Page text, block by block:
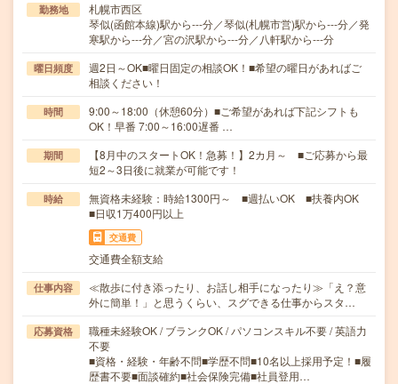
勤務地
札幌市西区
琴似(函館本線)駅から---分／琴似(札幌市営)駅から---分／発
寒駅から---分／宮の沢駅から---分／八軒駅から---分
曜日頻度
週2日～OK■曜日固定の相談OK！■希望の曜日があればご
相談ください！
時間
9:00～18:00（休憩60分）■ご希望があれば下記シフトも
OK！早番 7:00～16:00遅番 …
期間
【8月中のスタートOK！急募！】2カ月～ ■ご応募から最
短2～3日後に就業が可能です！
時給
無資格未経験：時給1300円～ ■週払いOK ■扶養内OK
■日収1万400円以上
交通費
交通費全額支給
仕事内容
≪散歩に付き添ったり、お話し相手になったり≫「え？意
外に簡単！」と思うくらい、スグできる仕事からスタ…
応募資格
職種未経験OK / ブランクOK / パソコンスキル不要 / 英語力
不要
■資格・経験・年齢不問■学歴不問■10名以上採用予定！■履
歴書不要■面談確約■社会保険完備■社員登用…